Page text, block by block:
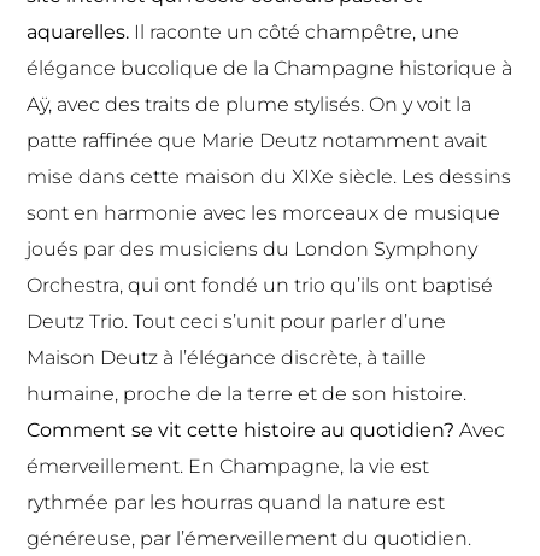
aquarelles. Il raconte un côté champêtre, une
élégance bucolique de la Champagne historique à
Aÿ, avec des traits de plume stylisés. On y voit la
patte raffinée que Marie Deutz notamment avait
mise dans cette maison du XIXe siècle. Les dessins
sont en harmonie avec les morceaux de musique
joués par des musiciens du London Symphony
Orchestra, qui ont fondé un trio qu’ils ont baptisé
Deutz Trio. Tout ceci s’unit pour parler d’une
Maison Deutz à l’élégance discrète, à taille
humaine, proche de la terre et de son histoire.
Comment se vit cette histoire au quotidien? Avec
émerveillement. En Champagne, la vie est
rythmée par les hourras quand la nature est
généreuse, par l’émerveillement du quotidien.